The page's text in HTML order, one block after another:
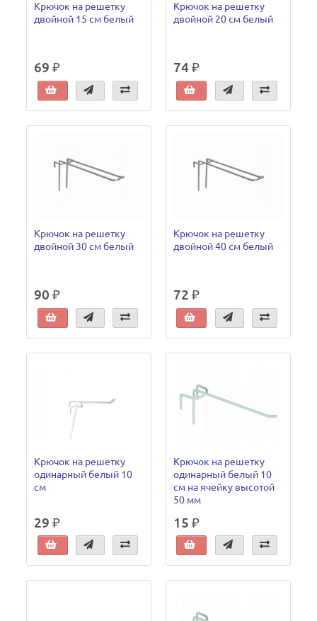
Крючок на решетку
двойной 15 см белый
69 ₽
Крючок на решетку
двойной 20 см белый
74 ₽
Крючок на решетку
двойной 30 см белый
90 ₽
Крючок на решетку
двойной 40 см белый
72 ₽
Крючок на решетку
одинарный белый 10
см
29 ₽
Крючок на решетку
одинарный белый 10
см на ячейку высотой
50 мм
15 ₽